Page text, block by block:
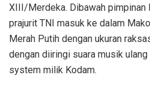
XIII/Merdeka. Dibawah
prajurit TNI masuk ke dalam
Merah Putih dengan ukuran
dengan diiringi suara musik
system milik Kodam.